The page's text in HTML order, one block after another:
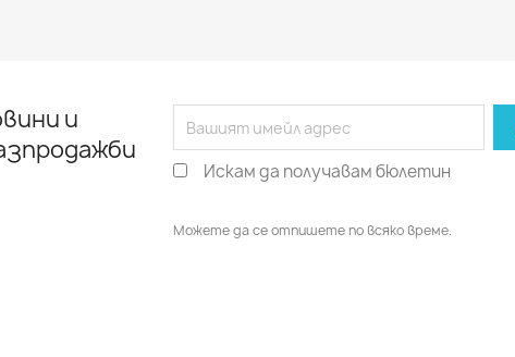
и
Искам да получавам бюлетин
Можете да се отпишете по всяко време.